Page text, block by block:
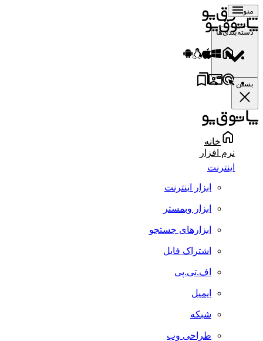
منو
دسته‌بندی‌ها
بستن
خانه
نرم افزار
اینترنت
ابزار اینترنت
ابزار وبمستر
ابزارهای جستجو
اشتراک فایل
اف.تی.پی
ایمیل
شبکه
طراحی وب